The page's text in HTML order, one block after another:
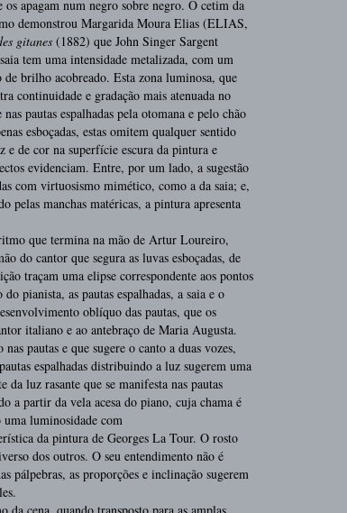
apagam num negro sobre negro. O cetim da
demonstrou Margarida Moura Elias (ELIAS,
gitanes (1882) que John Singer Sargent
tem uma intensidade metalizada, com um
brilho acobreado. Esta zona luminosa, que
continuidade e gradação mais atenuada no
pautas espalhadas pela otomana e pelo chão
esboçadas, estas omitem qualquer sentido
e de cor na superfície escura da pintura e
evidenciam. Entre, por um lado, a sugestão
com virtuosismo mimético, como a da saia; e,
manchas matéricas, a pintura apresenta
que termina na mão de Artur Loureiro,
do cantor que segura as luvas esboçadas, de
traçam uma elipse correspondente aos pontos
pianista, as pautas espalhadas, a saia e o
oblíquo das pautas, que os
italiano e ao antebraço de Maria Augusta.
pautas e que sugere o canto a duas vozes,
espalhadas distribuindo a luz sugerem uma
luz rasante que se manifesta nas pautas
a partir da vela acesa do piano, cuja chama é
uma luminosidade com
da pintura de Georges La Tour. O rosto
dos outros. O seu entendimento não é
pálpebras, as proporções e inclinação sugerem